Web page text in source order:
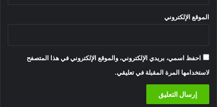
الموقع الإلكتروني
احفظ اسمي، بريدي الإلكتروني، والموقع الإلكتروني في هذا المتصفح
لاستخدامها المرة المقبلة في تعليقي.